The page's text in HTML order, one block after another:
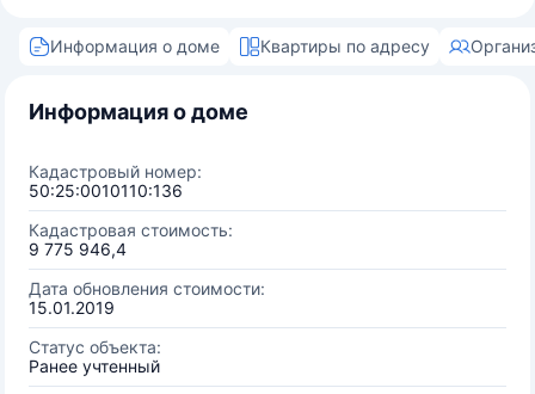
Информация о доме Квартиры по адресу
Информация о доме
Кадастровый номер:
50:25:0010110:136
Кадастровая стоимость:
9 775 946,4
Дата обновления стоимости:
15.01.2019
Статус объекта:
Ранее учтенный